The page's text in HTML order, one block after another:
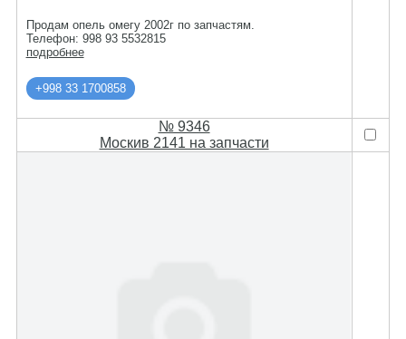
Продам опель омегу 2002г по запчастям.
Телефон: 998 93 5532815
подробнее
+998 33 1700858
№ 9346
Москив 2141 на запчасти